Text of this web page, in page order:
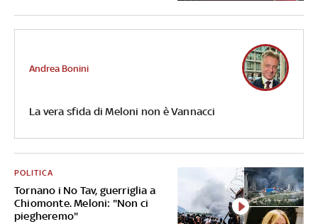
La vera sfida di Meloni non è Vannacci
Andrea Bonini
Tornano i No Tav, guerriglia a
Chiomonte. Meloni: "Non ci
piegheremo"
POLITICA